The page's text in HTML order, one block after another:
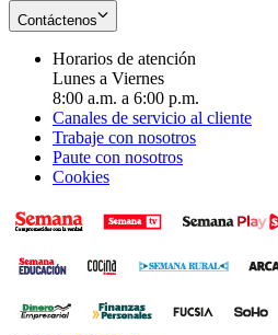
Contáctenos
Horarios de atención
Lunes a Viernes
8:00 a.m. a 6:00 p.m.
Canales de servicio al cliente
Trabaje con nosotros
Paute con nosotros
Cookies